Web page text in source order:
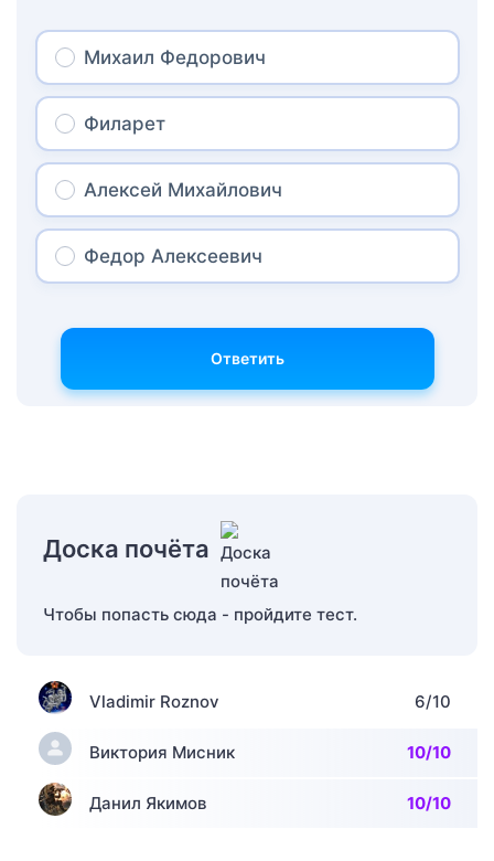
Михаил Федорович
Филарет
Алексей Михайлович
Федор Алексеевич
Ответить
Доска почёта
Чтобы попасть сюда - пройдите тест.
Vladimir Roznov 6/10
Виктория Мисник 10/10
Данил Якимов 10/10